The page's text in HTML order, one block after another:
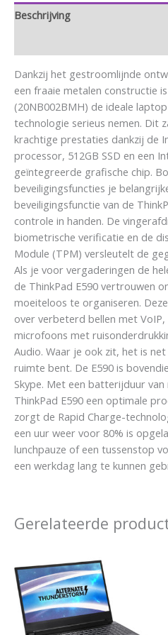
Beschrijving
Dankzij het gestroomlijnde
een fraaie metalen constructie
(20NB002BMH) de ideale
technologie serieus nemen. Dit
krachtige prestaties dankzij de
processor, 512GB SSD en een
geïntegreerde grafische chip.
beveiligingsfuncties je
beveiligingsfunctie van de
controle in handen. De
biometrische verificatie en de
Module (TPM) versleutelt de
Als je voor vergaderingen de
de ThinkPad E590 vertrouwen
moeiteloos te organiseren.
over verbeterd bellen met
microfoons met
Audio. Waar je ook zit, het is
ruimte bent. De E590 is
Skype. Met een batterijduur
ThinkPad E590 een optimale
zorgt de Rapid Charge-
een uur weer voor 80% is
lunchpauze of een tussenstop
een werkdag lang te kunnen
Gerelateerde